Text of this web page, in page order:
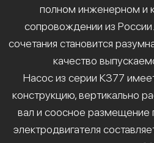
полном инженерном и
сопровождении из России.
сочетания становится
качество
Насос из серии К377
конструкцию, вертикально
вал и соосное размещение
электродвигателя